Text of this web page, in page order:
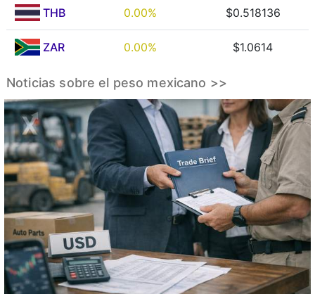
THB 0.00% $0.518136
ZAR 0.00% $1.0614
Noticias sobre el peso mexicano >>